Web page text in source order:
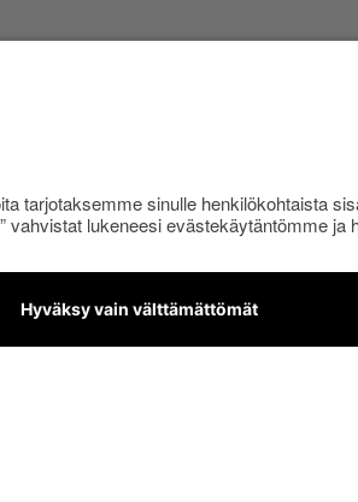
SISÄPIIRI
Uutiskirje